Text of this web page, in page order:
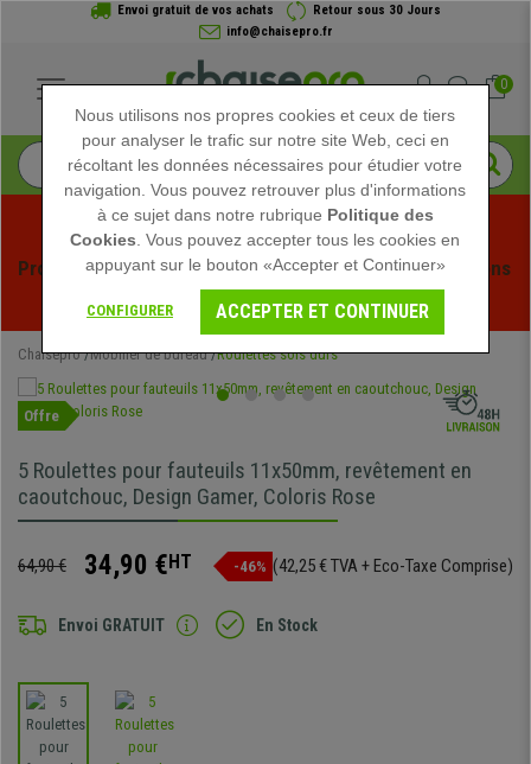
Envoi gratuit de vos achats
Retour sous 30 Jours
info@chaisepro.fr
0
Profitez des soldes d'été chez Chaisepro ! Des réductions
exclusives pour une durée limitée - Voir l'offre
Chaisepro Mobilier de bureau Roulettes sols durs
Offre
5 Roulettes pour fauteuils 11x50mm, revêtement en
caoutchouc, Design Gamer, Coloris Rose
64,90 € 34,90 €HT -46% (42,25 € TVA + Eco-Taxe Comprise)
Envoi GRATUIT En Stock
Nous utilisons nos propres cookies et ceux de tiers
pour analyser le trafic sur notre site Web, ceci en
récoltant les données nécessaires pour étudier votre
navigation. Vous pouvez retrouver plus d'informations
à ce sujet dans notre rubrique Politique des
Cookies . Vous pouvez accepter tous les cookies en
appuyant sur le bouton «Accepter et Continuer»
CONFIGURER ACCEPTER ET CONTINUER